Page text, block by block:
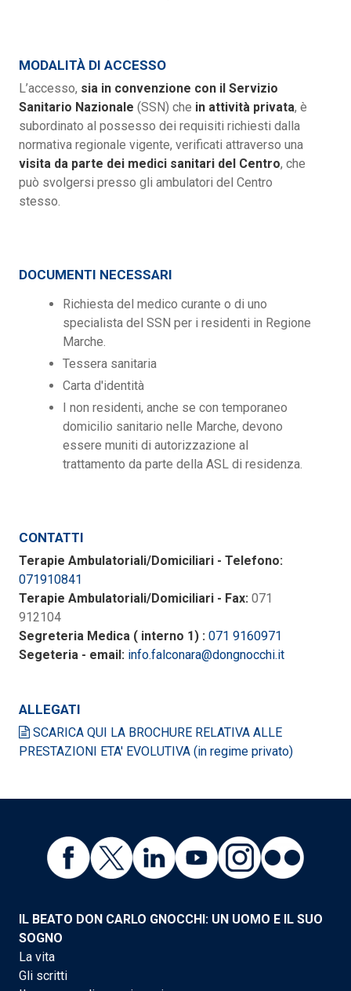
MODALITÀ DI ACCESSO
L’accesso, sia in convenzione con il Servizio
Sanitario Nazionale (SSN) che in attività privata, è
subordinato al possesso dei requisiti richiesti dalla
normativa regionale vigente, verificati attraverso una
visita da parte dei medici sanitari del Centro, che
può svolgersi presso gli ambulatori del Centro
stesso.
DOCUMENTI NECESSARI
Richiesta del medico curante o di uno
specialista del SSN per i residenti in Regione
Marche.
Tessera sanitaria
Carta d'identità
I non residenti, anche se con temporaneo
domicilio sanitario nelle Marche, devono
essere muniti di autorizzazione al
trattamento da parte della ASL di residenza.
CONTATTI
Terapie Ambulatoriali/Domiciliari - Telefono:
071910841
Terapie Ambulatoriali/Domiciliari - Fax: 071
912104
Segreteria Medica ( interno 1) : 071 9160971
Segeteria - email: info.falconara@dongnocchi.it
ALLEGATI
SCARICA QUI LA BROCHURE RELATIVA ALLE
PRESTAZIONI ETA' EVOLUTIVA (in regime privato)
IL BEATO DON CARLO GNOCCHI: UN UOMO E IL SUO
SOGNO
La vita
Gli scritti